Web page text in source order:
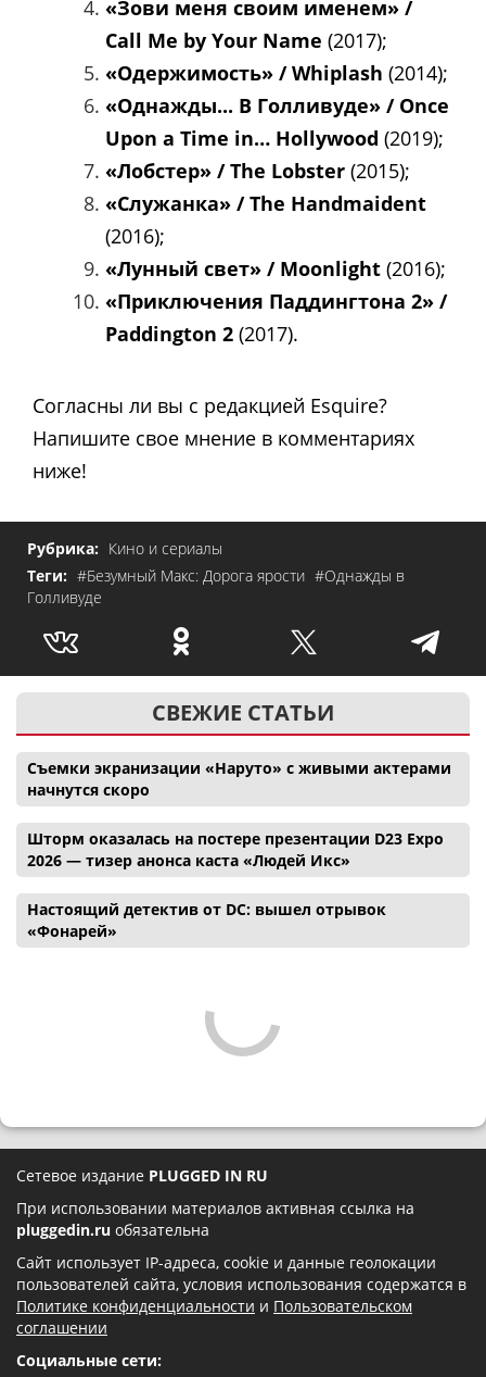
«Зови меня своим именем» /
Call Me by Your Name (2017);
«Одержимость» / Whiplash (2014);
«Однажды... В Голливуде» / Once
Upon a Time in… Hollywood (2019);
«Лобстер» / The Lobster (2015);
«Служанка» / The Handmaident
(2016);
«Лунный свет» / Moonlight (2016);
«Приключения Паддингтона 2» /
Paddington 2 (2017).
Согласны ли вы с редакцией Esquire?
Напишите свое мнение в комментариях
ниже!
Рубрика: Кино и сериалы
Теги: #Безумный Макс: Дорога ярости #Однажды в
Голливуде
СВЕЖИЕ СТАТЬИ
Съемки экранизации «Наруто» с живыми актерами
начнутся скоро
Шторм оказалась на постере презентации D23 Expo
2026 — тизер анонса каста «Людей Икс»
Настоящий детектив от DC: вышел отрывок
«Фонарей»
Сетевое издание PLUGGED IN RU
При использовании материалов активная ссылка на
pluggedin.ru обязательна
Сайт использует IP-адреса, cookie и данные геолокации
пользователей сайта, условия использования содержатся в
Политике конфиденциальности и Пользовательском
соглашении
Социальные сети: